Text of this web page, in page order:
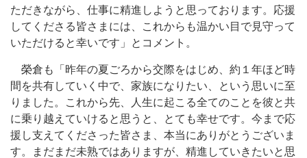
ただきながら、仕事に精進しようと思っております。応援
してくださる皆さまには、これからも温かい目で見守って
いただけると幸いです」とコメント。
榮倉も「昨年の夏ごろから交際をはじめ、約１年ほど時
間を共有していく中で、家族になりたい、という思いに至
りました。これから先、人生に起こる全てのことを彼と共
に乗り越えていけると思うと、とても幸せです。今まで応
援し支えてくださった皆さま、本当にありがとうございま
す。まだまだ未熟ではありますが、精進していきたいと思